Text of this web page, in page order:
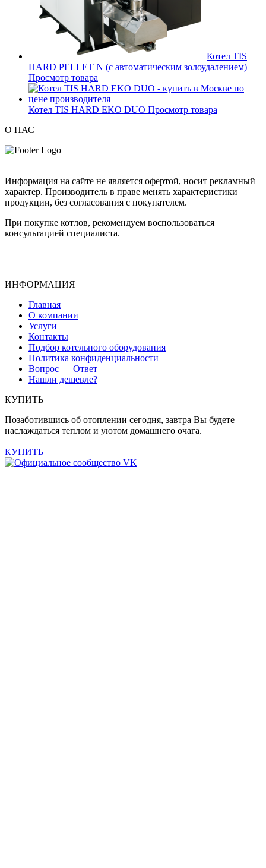
Котел TIS
HARD PELLET N (с автоматическим золоудалением)
Просмотр товара
Котел TIS HARD EKO DUO Просмотр товара
О НАС
Информация на сайте не является офертой, носит рекламный
характер. Производитель в праве менять характеристики
продукции, без согласования с покупателем.
При покупке котлов, рекомендуем воспользоваться
консультацией специалиста.
ИНФОРМАЦИЯ
Главная
О компании
Услуги
Контакты
Подбор котельного оборудования
Политика конфиденциальности
Вопрос — Ответ
Нашли дешевле?
КУПИТЬ
Позаботившись об отоплении сегодня, завтра Вы будете
наслаждаться теплом и уютом домашнего очага.
КУПИТЬ